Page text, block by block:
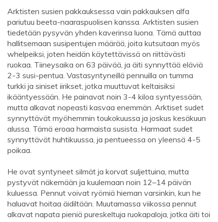
Arktisten susien pakkauksessa vain pakkauksen alfa
pariutuu beeta-naaraspuolisen kanssa. Arktisten susien
tiedetään pysyvän yhden kaverinsa luona. Tämä auttaa
hallitsemaan susipentujen määrää, joita kutsutaan myös
whelpeiksi, joten heidän käytettävissä on riittävästi
ruokaa. Tiineysaika on 63 päivää, ja äiti synnyttää eläviä
2-3 susi-pentua. Vastasyntyneillä pennuilla on tumma
turkki ja siniset iirikset, jotka muuttuvat keltaisiksi
ikääntyessään. He painavat noin 3-4 kiloa syntyessään,
mutta alkavat nopeasti kasvaa enemmän. Arktiset sudet
synnyttävät myöhemmin toukokuussa ja joskus kesäkuun
alussa. Tämä eroaa harmaista susista. Harmaat sudet
synnyttävät huhtikuussa, ja pentueessa on yleensä 4-5
poikaa.
He ovat syntyneet silmät ja korvat suljettuina, mutta
pystyvät näkemään ja kuulemaan noin 12–14 päivän
kuluessa. Pennut voivat ryömiä hieman varsinkin, kun he
haluavat hoitaa äidiltään. Muutamassa viikossa pennut
alkavat napata pieniä pureskeltuja ruokapaloja, jotka äiti toi